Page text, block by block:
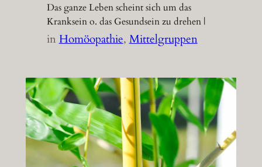
Das ganze Leben scheint sich um das
Kranksein o. das Gesundsein zu drehen |
inHomöopathie, Mittelgruppen